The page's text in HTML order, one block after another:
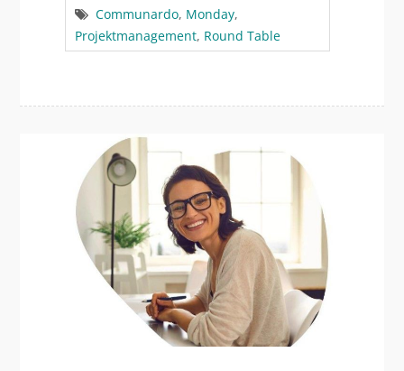
Communardo, Monday,
Projektmanagement, Round Table